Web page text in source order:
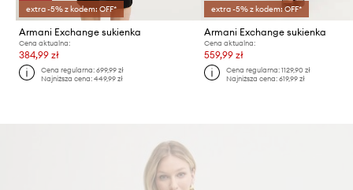
extra -5% z kodem: OFF*
Armani Exchange sukienka
Cena aktualna:
384,99 zł
Cena regularna:699,99 zł
Najniższa cena:449,99 zł
extra -5% z kodem: OFF*
Armani Exchange sukienka
Cena aktualna:
559,99 zł
Cena regularna: 1129,90 zł
Najniższa cena: 619,99 zł